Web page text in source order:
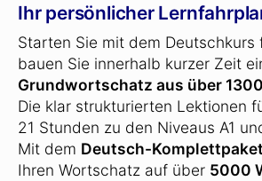
Ihr persönlicher
Starten Sie mit dem Deutschkurs
bauen Sie innerhalb kurzer Zeit
Grundwortschatz aus über
Die klar strukturierten Lektionen
21 Stunden zu den Niveaus A1
Mit dem Deutsch-Komplettpaket
Ihren Wortschatz auf über 5000